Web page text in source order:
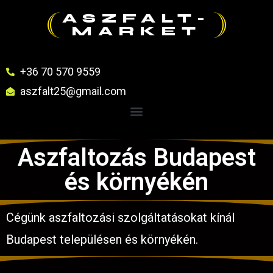
ASZFALT-
MARKET
+36 70 570 9559
aszfalt25@gmail.com
Aszfaltozás Budapest
és környékén
Cégünk aszfaltozási szolgáltatásokat kínál
Budapest településen és környékén.